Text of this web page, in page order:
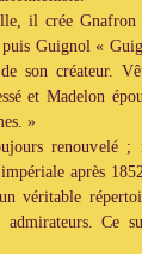
il crée Gnafron
Guignol «
son créateur.
et Madelon
»
renouvelé ;
après
véritable
Ce